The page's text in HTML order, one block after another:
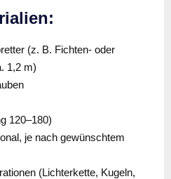
(z. B. Fichten- oder
1,2 m)
120–180)
je nach gewünschtem
(Lichterkette, Kugeln,